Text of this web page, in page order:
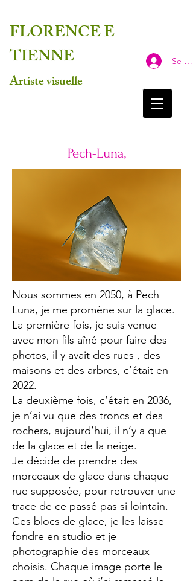
FLORENCEE
TIENNE
Artiste visuelle
Se
Pech-Luna,
Nous sommes en 2050, à Pech
Luna, je me promène sur la glace.
La première fois, je suis venue
avec mon fils aîné pour faire des
photos, il y avait des rues , des
maisons et des arbres, c’était en
2022.
La deuxième fois, c’était en 2036,
je n’ai vu que des troncs et des
rochers, aujourd’hui, il n’y a que
de la glace et de la neige.
Je décide de prendre des
morceaux de glace dans chaque
rue supposée, pour retrouver une
trace de ce passé pas si lointain.
Ces blocs de glace, je les laisse
fondre en studio et je
photographie des morceaux
choisis. Chaque image porte le